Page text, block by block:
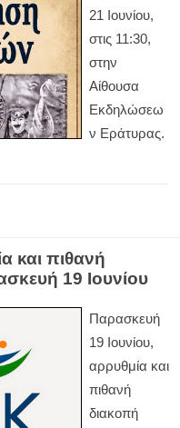
21 Ιουνίου,
στις 11:30,
στην
Αίθουσα
Εκδηλώσεω
ν Εράτυρας.
και πιθανή
19 Ιουνίου
Παρασκευή
19 Ιουνίου,
αρρυθμία και
πιθανή
διακοπή